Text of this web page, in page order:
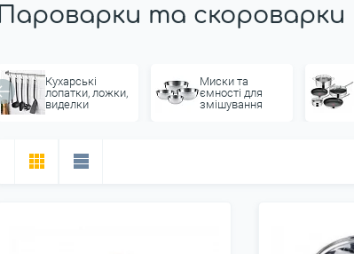
Пароварки та скороварки
Кухарські
лопатки, ложки,
виделки
Миски та
ємності для
змішування